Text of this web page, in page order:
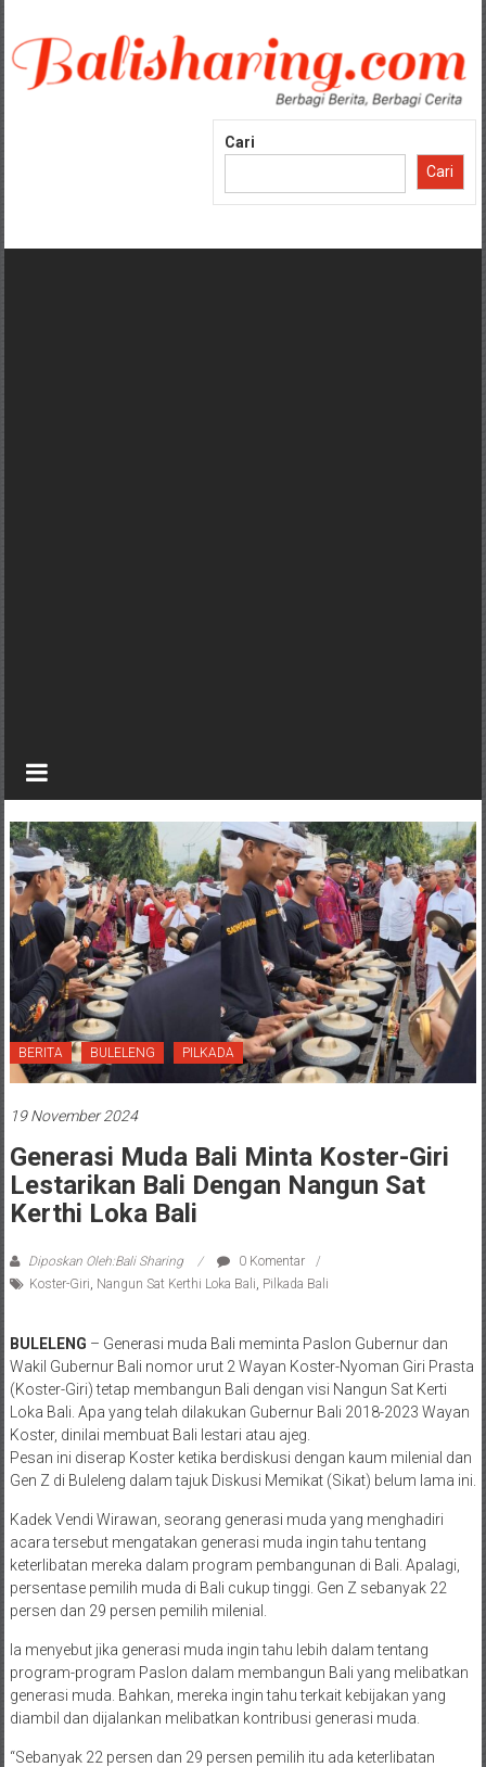
konten
Cari
Cari
BERITA BULELENG PILKADA
19 November 2024
Generasi Muda Bali Minta Koster-Giri
Lestarikan Bali Dengan Nangun Sat
Kerthi Loka Bali
Diposkan Oleh:Bali Sharing
0 Komentar
Koster-Giri Nangun Sat Kerthi Loka Bali Pilkada Bali
BULELENG – Generasi muda Bali meminta Paslon Gubernur dan
Wakil Gubernur Bali nomor urut 2 Wayan Koster-Nyoman Giri Prasta
(Koster-Giri) tetap membangun Bali dengan visi Nangun Sat Kerti
Loka Bali. Apa yang telah dilakukan Gubernur Bali 2018-2023 Wayan
Koster, dinilai membuat Bali lestari atau ajeg.
Pesan ini diserap Koster ketika berdiskusi dengan kaum milenial dan
Gen Z di Buleleng dalam tajuk Diskusi Memikat (Sikat) belum lama ini.
Kadek Vendi Wirawan, seorang generasi muda yang menghadiri
acara tersebut mengatakan generasi muda ingin tahu tentang
keterlibatan mereka dalam program pembangunan di Bali. Apalagi,
persentase pemilih muda di Bali cukup tinggi. Gen Z sebanyak 22
persen dan 29 persen pemilih milenial.
Ia menyebut jika generasi muda ingin tahu lebih dalam tentang
program-program Paslon dalam membangun Bali yang melibatkan
generasi muda. Bahkan, mereka ingin tahu terkait kebijakan yang
diambil dan dijalankan melibatkan kontribusi generasi muda.
“Sebanyak 22 persen dan 29 persen pemilih itu ada keterlibatan